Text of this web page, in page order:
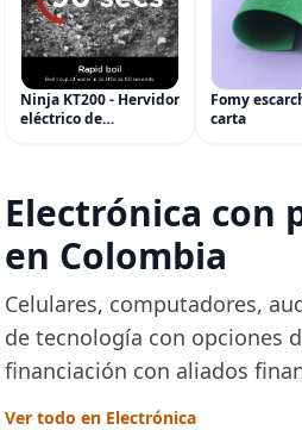
Ninja KT200 - Hervidor
eléctrico de
capacidad de 7 tazas,
ajuste de temperatura
de Acero
Fomy
carta
Electrónica con
en Colombia
Celulares, computadores,
de tecnología con opciones
financiación con aliados
Ver todo en Electrónica